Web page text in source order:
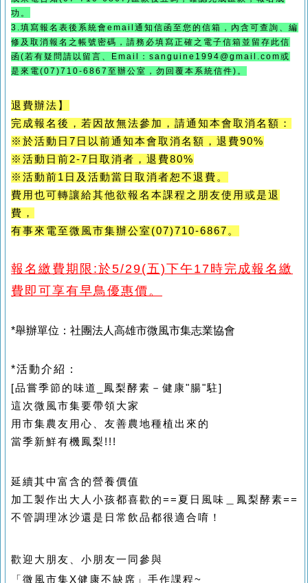
功。
3.填寫報名表後系統會email通知信函至您的信箱，內含可查詢、編
修及取消報名之帳號密碼，請務必填寫正確之電子信箱並留存此信
函(若有疑問請以留言、Email：sanguine1994@gmail.com或
是來電(07)710-6867至辦公室，勿回覆本系統信件)。
退費辦法】
完成報名後，若因故無法參加，請通知本會取消名額：
※於活動日7日以前通知本會取消名額，退費90%
※活動日前2-7日取消者，退費80%
※活動前1日及活動當日取消者恕不退費。
費用也可轉讓給其他欲報名本課程之朋友使用或是退
費，
有事來電至微風市集辦公室(07)710-6867。
報名繳費期限:於5/29(五)下午17時完成報名繳
費即可享有早鳥優惠價。
*舉辦單位：社團法人高雄市微風市集志業協會
*活動介紹：
[品嘗季節的味道_鳳梨酵素－健康"腸"駐]
這次微風市集要帶領大家
用市集農友用心、友善農地種植出來的
當季新鮮有機鳳梨!!!
延續其中富含的營養價值
加工製作出大人小孩都喜歡的==夏日風味＿鳳梨酵素==
不管調理冰沙還是日常飲品都很適合唷！
歡迎大朋友、小朋友一同參與
「微風市集X健康不缺席」手作課程~